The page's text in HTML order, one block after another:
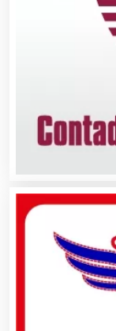
Avaluos